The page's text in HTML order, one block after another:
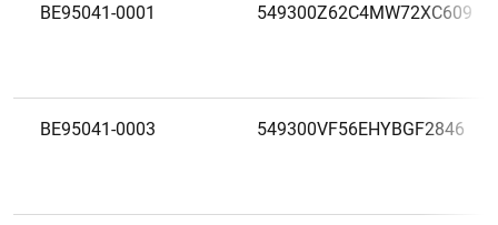
BE95041-0001 549300Z62C4MW72XC609
BE95041-0003 549300VF56EHYBGF2846